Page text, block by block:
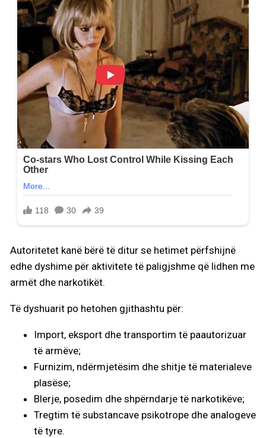
Autoritetet kanë bërë të ditur se hetimet përfshijnë
edhe dyshime për aktivitete të paligjshme që lidhen me
armët dhe narkotikët.
Të dyshuarit po hetohen gjithashtu për:
Import, eksport dhe transportim të paautorizuar
të armëve;
Furnizim, ndërmjetësim dhe shitje të materialeve
plasëse;
Blerje, posedim dhe shpërndarje të narkotikëve;
Tregtim të substancave psikotrope dhe analogeve
të tyre.